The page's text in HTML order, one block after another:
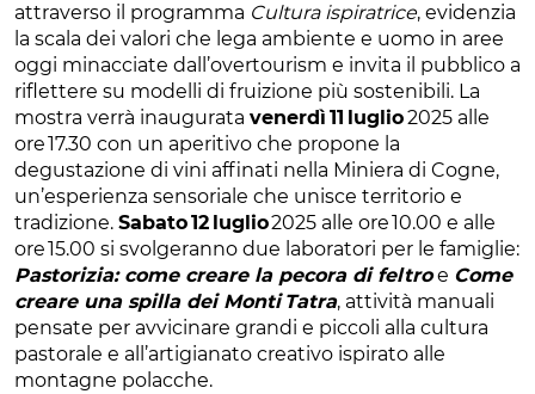
attraverso il programma Cultura ispiratrice, evidenzia
la scala dei valori che lega ambiente e uomo in aree
oggi minacciate dall’overtourism e invita il pubblico a
riflettere su modelli di fruizione più sostenibili. La
mostra verrà inaugurata venerdì 11 luglio2025 alle
ore 17.30 con un aperitivo che propone la
degustazione di vini affinati nella Miniera di Cogne,
un’esperienza sensoriale che unisce territorio e
tradizione. Sabato 12 luglio2025 alle ore 10.00 e alle
ore 15.00 si svolgeranno due laboratori per le famiglie:
Pastorizia: come creare la pecora di feltroe Come
creare una spilla dei Monti Tatra, attività manuali
pensate per avvicinare grandi e piccoli alla cultura
pastorale e all’artigianato creativo ispirato alle
montagne polacche.